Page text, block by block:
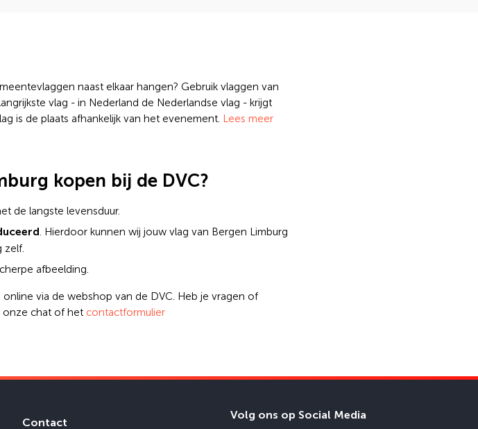
naast elkaar hangen? Gebruik vlaggen van
vlag - in Nederland de Nederlandse vlag - krijgt
is de plaats afhankelijk van het evenement. Lees meer
kopen bij de DVC?
de langste levensduur.
. Hierdoor kunnen wij jouw vlag van Bergen Limburg
zelf.
afbeelding.
online via de webshop van de DVC. Heb je vragen of
onze chat of het contactformulier
Contact
Volg ons op Social Media